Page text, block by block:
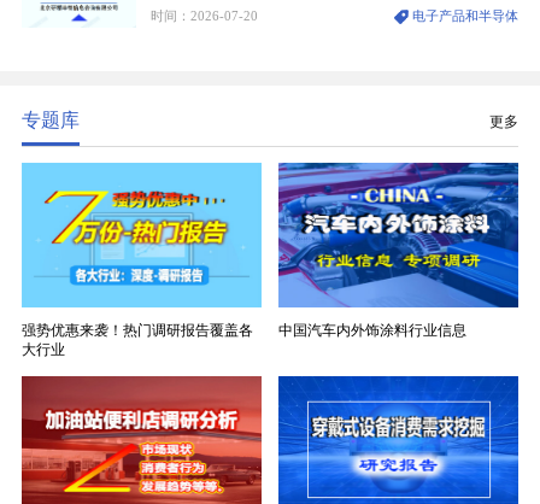
生产制造过程中不可或缺的核心基材。电子布具备高
时间：2026-07-20 电子产品和半导体
专题库 更多
强势优惠来袭！热门调研报告覆盖各
大行业
中国汽车内外饰涂料行业信息